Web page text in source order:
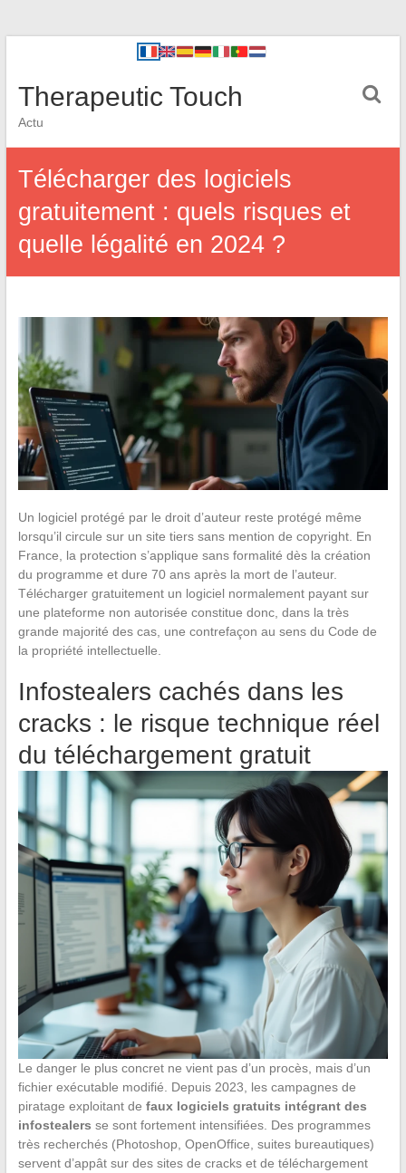
Therapeutic Touch
Actu
Télécharger des logiciels
gratuitement : quels risques et
quelle légalité en 2024 ?
Un logiciel protégé par le droit d’auteur reste protégé même
lorsqu’il circule sur un site tiers sans mention de copyright. En
France, la protection s’applique sans formalité dès la création
du programme et dure 70 ans après la mort de l’auteur.
Télécharger gratuitement un logiciel normalement payant sur
une plateforme non autorisée constitue donc, dans la très
grande majorité des cas, une contrefaçon au sens du Code de
la propriété intellectuelle.
Infostealers cachés dans les
cracks : le risque technique réel
du téléchargement gratuit
Le danger le plus concret ne vient pas d’un procès, mais d’un
fichier exécutable modifié. Depuis 2023, les campagnes de
piratage exploitant de faux logiciels gratuits intégrant des
infostealers se sont fortement intensifiées. Des programmes
très recherchés (Photoshop, OpenOffice, suites bureautiques)
servent d’appât sur des sites de cracks et de téléchargement